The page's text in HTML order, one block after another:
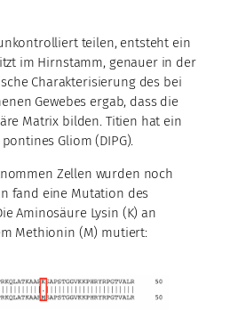
teilen, entsteht ein
im Hirnstamm, genauer in der
Charakterisierung des bei
Gewebes ergab, dass die
Matrix bilden. Titien hat ein
Gliom (DIPG).
Zellen wurden noch
fand eine Mutation des
Aminosäure Lysin (K) an
Methionin (M) mutiert: